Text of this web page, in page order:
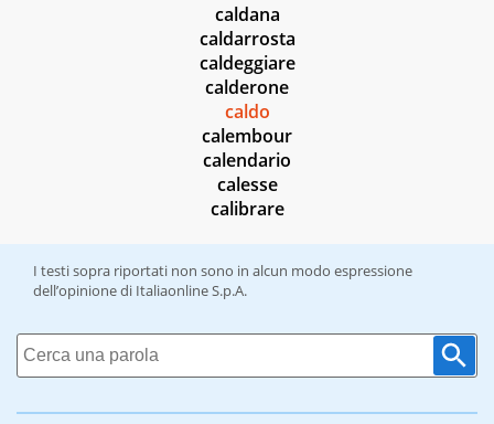
caldana
caldarrosta
caldeggiare
calderone
caldo
calembour
calendario
calesse
calibrare
I testi sopra riportati non sono in alcun modo espressione
dell’opinione di Italiaonline S.p.A.